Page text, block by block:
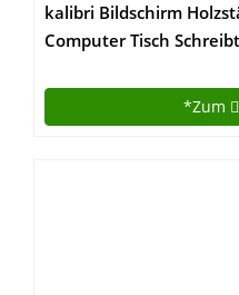
kalibri Bildschirm
Computer Tisch
Schreibtischaufsatz aus
*Zum